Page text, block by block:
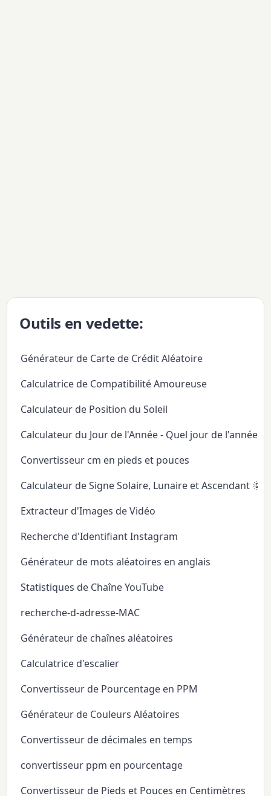
Outils en vedette:
Générateur de Carte de Crédit Aléatoire
Calculatrice de Compatibilité Amoureuse
Calculateur de Position du Soleil
Calculateur du Jour de l'Année - Quel jour de l'année
Convertisseur cm en pieds et pouces
Calculateur de Signe Solaire, Lunaire et Ascendant
Extracteur d'Images de Vidéo
Recherche d'Identifiant Instagram
Générateur de mots aléatoires en anglais
Statistiques de Chaîne YouTube
recherche-d-adresse-MAC
Générateur de chaînes aléatoires
Calculatrice d'escalier
Convertisseur de Pourcentage en PPM
Générateur de Couleurs Aléatoires
Convertisseur de décimales en temps
convertisseur ppm en pourcentage
Convertisseur de Pieds et Pouces en Centimètres